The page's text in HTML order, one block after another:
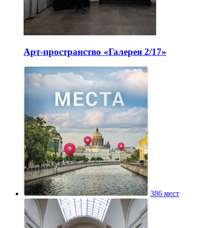
Арт-пространство «Галерея 2/17»
386 мест